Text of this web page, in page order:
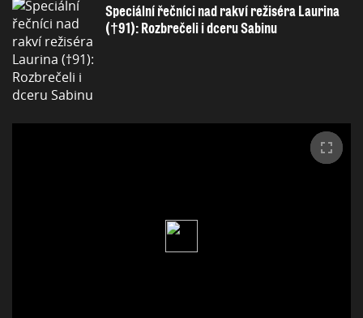
Speciální řečníci nad rakví režiséra Laurina
(†91): Rozbrečeli i dceru Sabinu